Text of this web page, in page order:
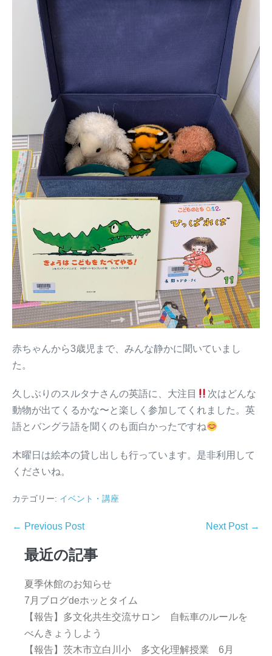
赤ちゃんから3歳児まで、みんな静かに聞いていまし
た。
久しぶりのスルタナさんの英語に、大注目
次はどんな
動物が出てくるかな〜と楽しく参加してくれました。英
語とバングラ語を聞くのも面白かったですね
木曜日は絵本の貸し出しも行っています。是非利用して
くださいね。
カテゴリー: イベント・講座
← Previous Post Next Post →
最近の記事
夏季休館のお知らせ
7月ブログdeホッとタイム
【報告】多文化共生交流サロン 自転車のルールを
べんきょうしよう
【報告】茨木市立白川小 多文化理解授業 6月